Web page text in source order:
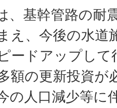
、基幹管路の耐
え、今後の水道
ードアップして
額の更新投資が
の人口減少等に